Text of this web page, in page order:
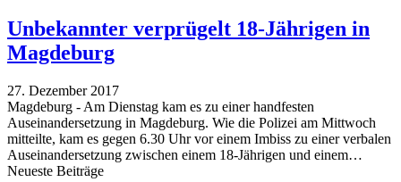
Unbekannter verprügelt 18-Jährigen in
Magdeburg
27. Dezember 2017
Magdeburg - Am Dienstag kam es zu einer handfesten
Auseinandersetzung in Magdeburg. Wie die Polizei am Mittwoch
mitteilte, kam es gegen 6.30 Uhr vor einem Imbiss zu einer verbalen
Auseinandersetzung zwischen einem 18-Jährigen und einem…
Neueste Beiträge